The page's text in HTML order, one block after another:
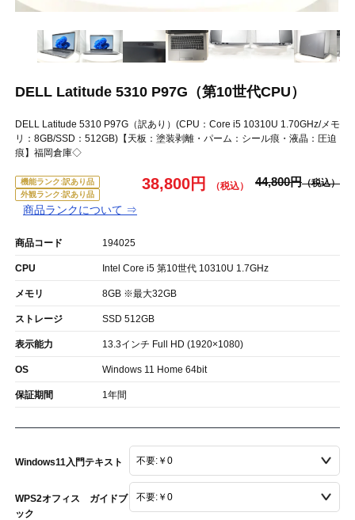
DELL Latitude 5310 P97G（第10世代CPU）
DELL Latitude 5310 P97G（訳あり）(CPU：Core i5 10310U 1.70GHz/メモ
リ：8GB/SSD：512GB)【天板：塗装剥離・パーム：シール痕・液晶：圧迫
痕】福岡倉庫◇
機能ランク:訳あり品
外観ランク:訳あり品
商品ランクについて ⇒
38,800円 44,800円
商品コード 194025
CPU Intel Core i5 第10世代 10310U 1.7GHz
メモリ 8GB ※最大32GB
ストレージ SSD 512GB
表示能力 13.3インチ Full HD (1920×1080)
OS Windows 11 Home 64bit
保証期間 1年間
Windows11入門テキスト
WPS2オフィス ガイドブ
ック